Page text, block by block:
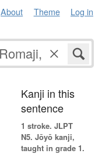
About Theme Log in
Kanji in this
sentence
1 stroke. JLPT
N5. Jōyō kanji,
taught in grade 1.